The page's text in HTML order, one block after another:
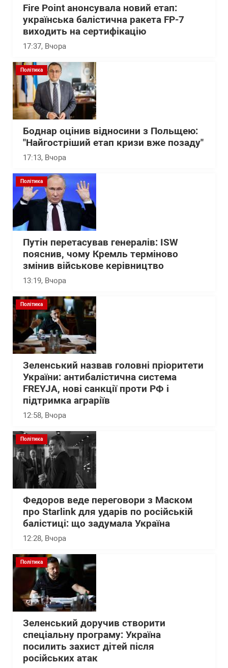
Fire Point анонсувала новий етап:
українська балістична ракета FP-7
виходить на сертифікацію
17:37, Вчора
Політика
Боднар оцінив відносини з Польщею:
"Найгостріший етап кризи вже позаду"
17:13, Вчора
Політика
Путін перетасував генералів: ISW
пояснив, чому Кремль терміново
змінив військове керівництво
13:19, Вчора
Політика
Зеленський назвав головні пріоритети
України: антибалістична система
FREYJA, нові санкції проти РФ і
підтримка аграріїв
12:58, Вчора
Політика
Федоров веде переговори з Маском
про Starlink для ударів по російській
балістиці: що задумала Україна
12:28, Вчора
Політика
Зеленський доручив створити
спеціальну програму: Україна
посилить захист дітей після
російських атак